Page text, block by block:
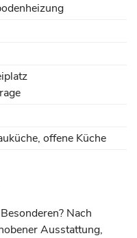
offene Küche
Nach
Ausstattung,